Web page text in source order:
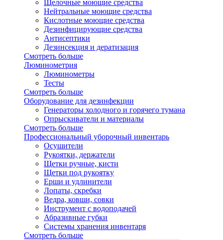
Щелочные моющие средства
Нейтральные моющие средства
Кислотные моющие средства
Дезинфицирующие средства
Антисептики
Дезинсекция и дератизация
Смотреть больше
Люминометрия
Люминометры
Тесты
Смотреть больше
Оборудование для дезинфекции
Генераторы холодного и горячего тумана
Опрыскиватели и материалы
Смотреть больше
Профессиональный уборочный инвентарь
Осушители
Рукоятки, держатели
Щетки ручные, кисти
Щетки под рукоятку
Ерши и удлинители
Лопаты, скребки
Ведра, ковши, совки
Инструмент с водоподачей
Абразивные губки
Системы хранения инвентаря
Смотреть больше